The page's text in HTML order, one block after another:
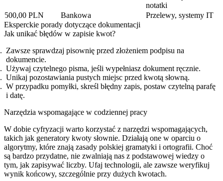
notatki
500,00 PLN
Bankowa
Przelewy, systemy IT
Eksperckie porady dotyczące dokumentacji
Jak unikać błędów w zapisie kwot?
Zawsze sprawdzaj pisownię przed złożeniem podpisu na
dokumencie.
Używaj czytelnego pisma, jeśli wypełniasz dokument ręcznie.
Unikaj pozostawiania pustych miejsc przed kwotą słowną.
W przypadku pomyłki, skreśl błędny zapis, postaw czytelną parafę
i datę.
Narzędzia wspomagające w codziennej pracy
W dobie cyfryzacji warto korzystać z narzędzi wspomagających,
takich jak generatory kwoty słownie. Działają one w oparciu o
algorytmy, które znają zasady polskiej gramatyki i ortografii. Choć
są bardzo przydatne, nie zwalniają nas z podstawowej wiedzy o
tym, jak zapisywać liczby. Ufaj technologii, ale zawsze weryfikuj
wynik końcowy, szczególnie przy dużych kwotach.